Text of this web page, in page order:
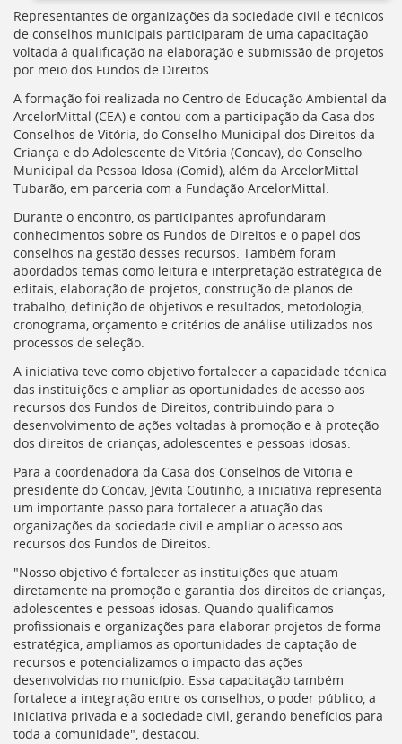
para
a
página
de
legislação
[]
Ir
para
a
listagem
notícias
[]
Ir
para
o
conteúdo
desta
página
[]
Ir
para
a
busca
Voltar
para
o
início
deste
menu
[]
Representantes de organizações da sociedade civil e técnicos
de conselhos municipais participaram de uma capacitação
voltada à qualificação na elaboração e submissão de projetos
por meio dos Fundos de Direitos.
A formação foi realizada no Centro de Educação Ambiental da
ArcelorMittal (CEA) e contou com a participação da Casa dos
Conselhos de Vitória, do Conselho Municipal dos Direitos da
Criança e do Adolescente de Vitória (Concav), do Conselho
Municipal da Pessoa Idosa (Comid), além da ArcelorMittal
Tubarão, em parceria com a Fundação ArcelorMittal.
Durante o encontro, os participantes aprofundaram
conhecimentos sobre os Fundos de Direitos e o papel dos
conselhos na gestão desses recursos. Também foram
abordados temas como leitura e interpretação estratégica de
editais, elaboração de projetos, construção de planos de
trabalho, definição de objetivos e resultados, metodologia,
cronograma, orçamento e critérios de análise utilizados nos
processos de seleção.
A iniciativa teve como objetivo fortalecer a capacidade técnica
das instituições e ampliar as oportunidades de acesso aos
recursos dos Fundos de Direitos, contribuindo para o
desenvolvimento de ações voltadas à promoção e à proteção
dos direitos de crianças, adolescentes e pessoas idosas.
Para a coordenadora da Casa dos Conselhos de Vitória e
presidente do Concav, Jévita Coutinho, a iniciativa representa
um importante passo para fortalecer a atuação das
organizações da sociedade civil e ampliar o acesso aos
recursos dos Fundos de Direitos.
"Nosso objetivo é fortalecer as instituições que atuam
diretamente na promoção e garantia dos direitos de crianças,
adolescentes e pessoas idosas. Quando qualificamos
profissionais e organizações para elaborar projetos de forma
estratégica, ampliamos as oportunidades de captação de
recursos e potencializamos o impacto das ações
desenvolvidas no município. Essa capacitação também
fortalece a integração entre os conselhos, o poder público, a
iniciativa privada e a sociedade civil, gerando benefícios para
toda a comunidade", destacou.